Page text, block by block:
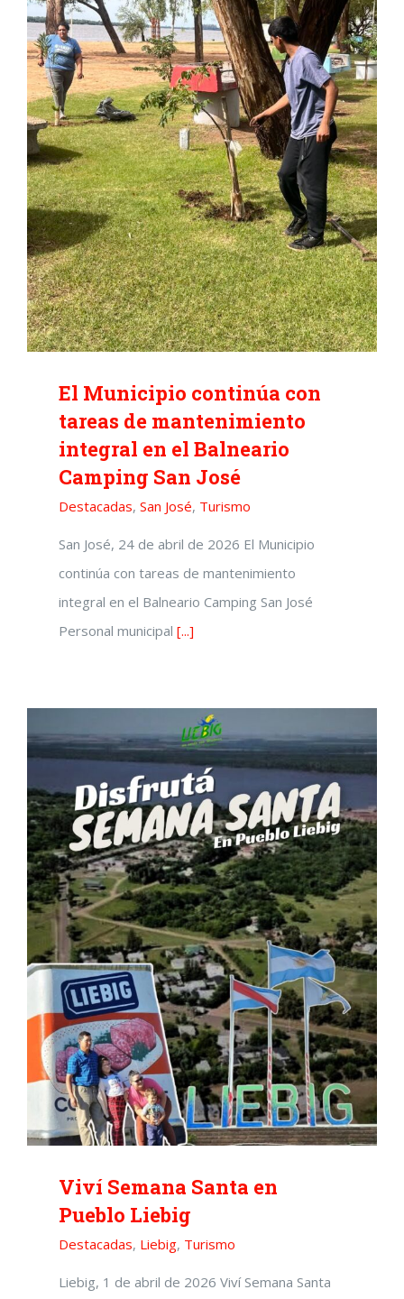
El Municipio continúa con
tareas de mantenimiento
integral en el Balneario
Camping San José
Destacadas, San José, Turismo
San José, 24 de abril de 2026 El Municipio
continúa con tareas de mantenimiento
integral en el Balneario Camping San José
Personal municipal [...]
Viví Semana Santa en
Pueblo Liebig
Destacadas, Liebig, Turismo
Liebig, 1 de abril de 2026 Viví Semana Santa